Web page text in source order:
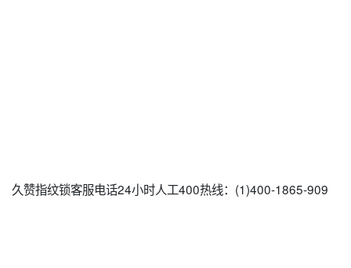
久赞指纹锁客服电话24小时人工400热线：(1)400-1865-909